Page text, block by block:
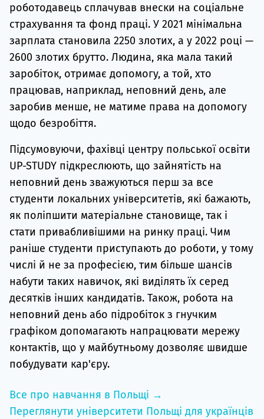
роботодавець сплачував внески на соціальне
страхування та фонд праці. У 2021 мінімальна
зарплата становила 2250 злотих, а у 2022 році —
2600 злотих брутто. Людина, яка мала такий
заробіток, отримає допомогу, а той, хто
працював, наприклад, неповний день, але
заробив менше, не матиме права на допомогу
щодо безробіття.
Підсумовуючи, фахівці центру польської освіти
UP-STUDY підкреслюють, що зайнятість на
неповний день зважуються перш за все
студенти локальних університетів, які бажають,
як поліпшити матеріальне становище, так і
стати привабливішими на ринку праці. Чим
раніше студенти приступають до роботи, у тому
числі й не за професією, тим більше шансів
набути таких навичок, які виділять їх серед
десятків інших кандидатів. Також, робота на
неповний день або підробіток з гнучким
графіком допомагають напрацювати мережу
контактів, що у майбутньому дозволяє швидше
побудувати кар'єру.
Все про навчання в Польщі →
Переглянути університети Польщі для українців